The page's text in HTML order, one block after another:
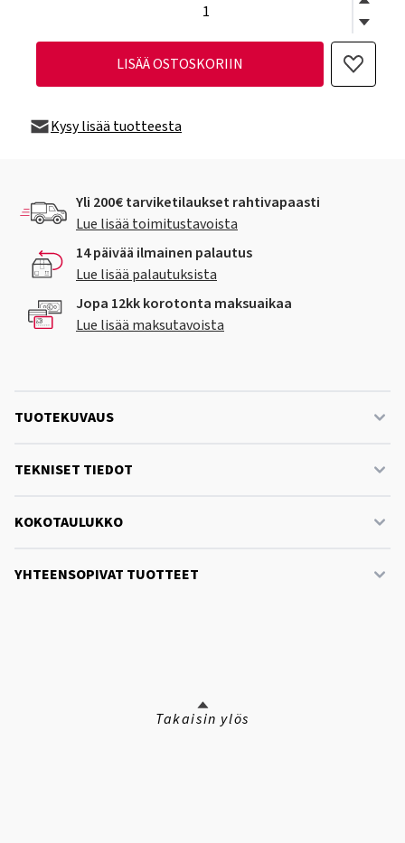
LISÄÄ OSTOSKORIIN
Kysy lisää tuotteesta
Yli 200€ tarviketilaukset rahtivapaasti
Lue lisää toimitustavoista
14 päivää ilmainen palautus
Lue lisää palautuksista
Jopa 12kk korotonta maksuaikaa
Lue lisää maksutavoista
TUOTEKUVAUS
TEKNISET TIEDOT
KOKOTAULUKKO
YHTEENSOPIVAT TUOTTEET
Takaisin ylös